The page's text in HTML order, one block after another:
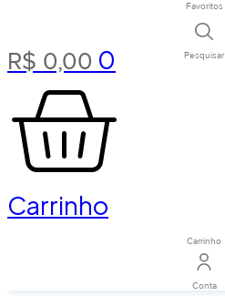
Favoritos
Pesquisar
R$ 0,00 0
Carrinho
Carrinho
Conta